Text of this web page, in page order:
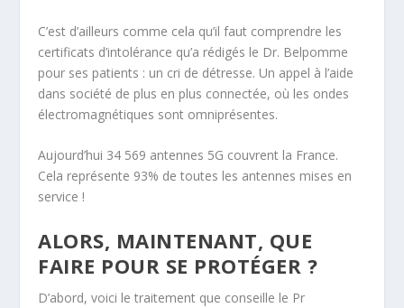
C’est d’ailleurs comme cela qu’il faut comprendre les
certificats d’intolérance qu’a rédigés le Dr. Belpomme
pour ses patients : un cri de détresse. Un appel à l’aide
dans société de plus en plus connectée, où les ondes
électromagnétiques sont omniprésentes.
Aujourd’hui 34 569 antennes 5G couvrent la France.
Cela représente 93% de toutes les antennes mises en
service !
ALORS, MAINTENANT, QUE
FAIRE POUR SE PROTÉGER ?
D’abord, voici le traitement que conseille le Pr